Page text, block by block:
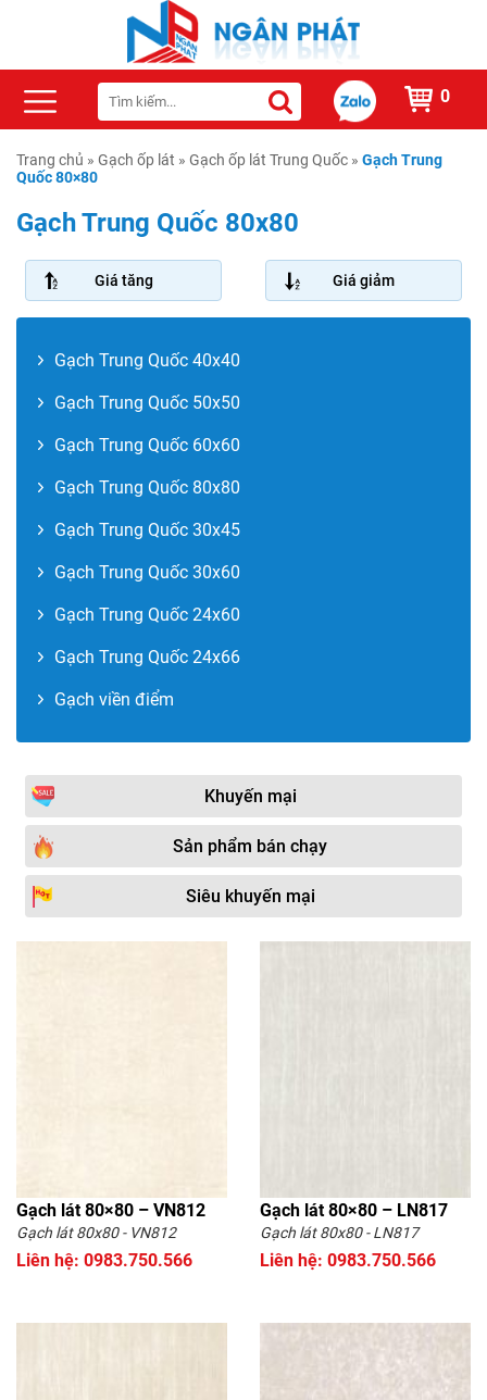
0
Trang chủ » Gạch ốp lát » Gạch ốp lát Trung Quốc » Gạch Trung
Quốc 80×80
Gạch Trung Quốc 80x80
Giá tăng Giá giảm
Gạch Trung Quốc 40x40
Gạch Trung Quốc 50x50
Gạch Trung Quốc 60x60
Gạch Trung Quốc 80x80
Gạch Trung Quốc 30x45
Gạch Trung Quốc 30x60
Gạch Trung Quốc 24x60
Gạch Trung Quốc 24x66
Gạch viền điểm
Khuyến mại
Sản phẩm bán chạy
Siêu khuyến mại
Gạch lát 80×80 – VN812
Gạch lát 80x80 - VN812
Liên hệ: 0983.750.566
Gạch lát 80×80 – LN817
Gạch lát 80x80 - LN817
Liên hệ: 0983.750.566